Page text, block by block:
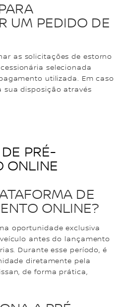
UM PEDIDO DE
as solicitações de estorno
selecionada
utilizada. Em caso
sua disposição através
PRÉ-
ONLINE
DE
ONLINE?
oportunidade exclusiva
antes do lançamento
Durante esse período, é
diretamente pela
de forma prática,